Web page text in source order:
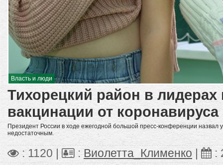
Власть и люди
Тихорецкий район в лидерах
вакцинации от коронавируса
Президент России в ходе ежегодной большой пресс-конференции назвал
недостаточным.
: 1120 | : Виолетта_Клименко :